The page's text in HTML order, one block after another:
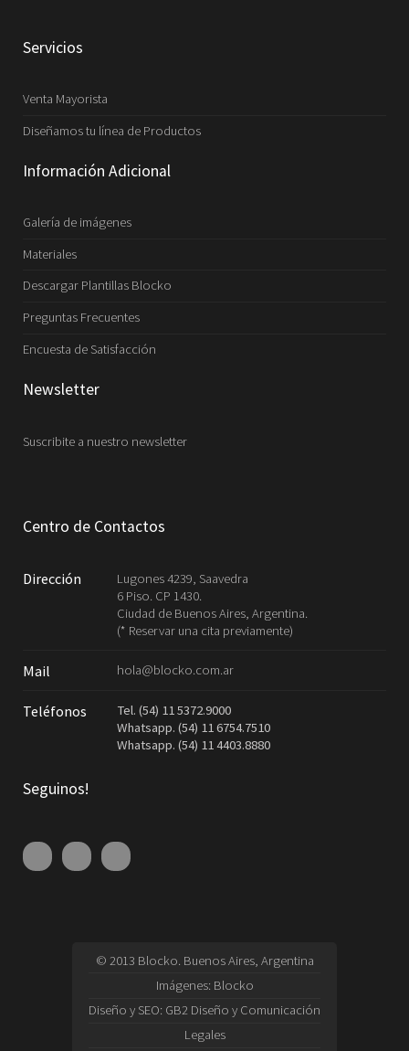
Servicios
Venta Mayorista
Diseñamos tu línea de Productos
Información Adicional
Galería de imágenes
Materiales
Descargar Plantillas Blocko
Preguntas Frecuentes
Encuesta de Satisfacción
Newsletter
Suscribite a nuestro newsletter
Centro de Contactos
Dirección
Lugones 4239, Saavedra
6 Piso. CP 1430.
Ciudad de Buenos Aires, Argentina.
(* Reservar una cita previamente)
Mail hola@blocko.com.ar
Teléfonos
Tel. (54) 11 5372.9000
Whatsapp. (54) 11 6754.7510
Whatsapp. (54) 11 4403.8880
Seguinos!
© 2013 Blocko. Buenos Aires, Argentina
Imágenes: Blocko
Diseño y SEO: GB2 Diseño y Comunicación
Legales